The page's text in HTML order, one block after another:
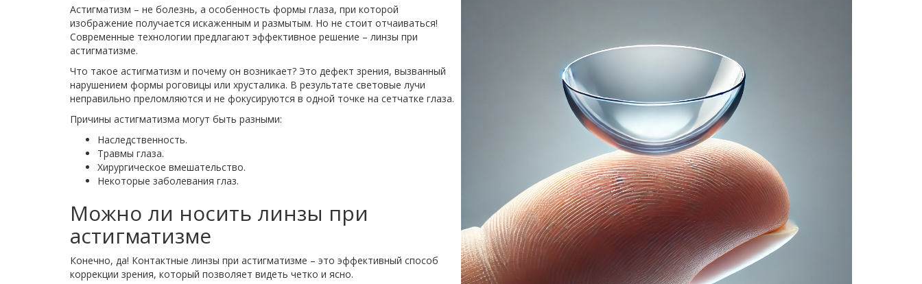
Астигматизм – не болезнь, а особенность формы глаза, при которой
изображение получается искаженным и размытым. Но не стоит отчаиваться!
Современные технологии предлагают эффективное решение – линзы при
астигматизме.
Что такое астигматизм и почему он возникает? Это дефект зрения, вызванный
нарушением формы роговицы или хрусталика. В результате световые лучи
неправильно преломляются и не фокусируются в одной точке на сетчатке глаза.
Причины астигматизма могут быть разными:
Наследственность.
Травмы глаза.
Хирургическое вмешательство.
Некоторые заболевания глаз.
Можно ли носить линзы при
астигматизме
Конечно, да! Контактные линзы при астигматизме – это эффективный способ
коррекции зрения, который позволяет видеть четко и ясно.